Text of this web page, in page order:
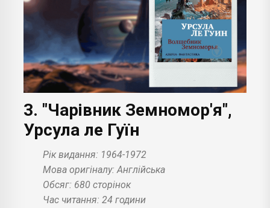
3. "Чарівник Земномор'я",
Урсула ле Гуїн
Рік видання: 1964-1972
Мова оригіналу: Англійська
Обсяг: 680 сторінок
Час читання: 24 години